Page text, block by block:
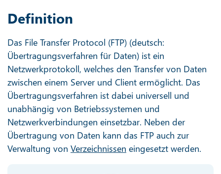
Definition
Das File Transfer Protocol (FTP) (deutsch:
Übertragungsverfahren für Daten) ist ein
Netzwerkprotokoll, welches den Transfer von Daten
zwischen einem Server und Client ermöglicht. Das
Übertragungsverfahren ist dabei universell und
unabhängig von Betriebssystemen und
Netzwerkverbindungen einsetzbar. Neben der
Übertragung von Daten kann das FTP auch zur
Verwaltung von Verzeichnissen eingesetzt werden.